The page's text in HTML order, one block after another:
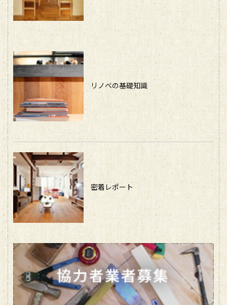
リノベの基礎知識
密着レポート